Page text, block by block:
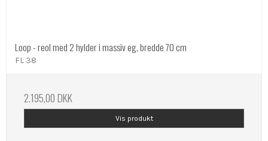
Loop - reol med 2 hylder i massiv eg, bredde 70 cm
FL 38
2.195,00 DKK
Vis produkt